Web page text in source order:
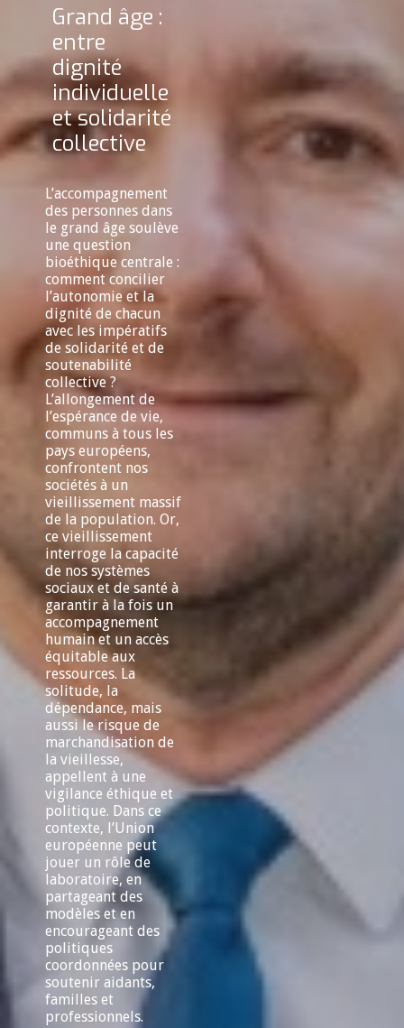
Grand âge :
entre
dignité
individuelle
et solidarité
collective
L’accompagnement
des personnes dans
le grand âge soulève
une question
bioéthique centrale :
comment concilier
l’autonomie et la
dignité de chacun
avec les impératifs
de solidarité et de
soutenabilité
collective ?
L’allongement de
l’espérance de vie,
communs à tous les
pays européens,
confrontent nos
sociétés à un
vieillissement massif
de la population. Or,
ce vieillissement
interroge la capacité
de nos systèmes
sociaux et de santé à
garantir à la fois un
accompagnement
humain et un accès
équitable aux
ressources. La
solitude, la
dépendance, mais
aussi le risque de
marchandisation de
la vieillesse,
appellent à une
vigilance éthique et
politique. Dans ce
contexte, l’Union
européenne peut
jouer un rôle de
laboratoire, en
partageant des
modèles et en
encourageant des
politiques
coordonnées pour
soutenir aidants,
familles et
professionnels.